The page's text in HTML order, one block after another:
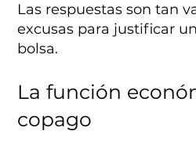
Las respuestas son tan
excusas para justificar
bolsa.
La función
copago